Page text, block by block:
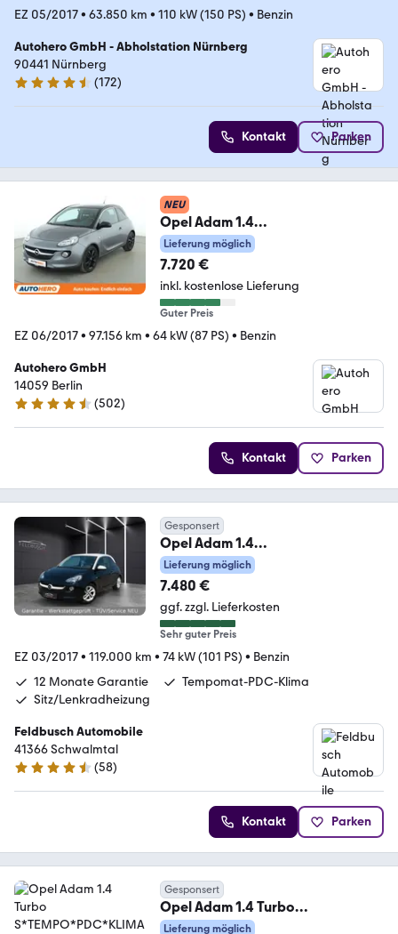
EZ 05/2017• 63.850 km • 110 kW (150 PS) • Benzin
Autohero GmbH - Abholstation Nürnberg
90441 Nürnberg
4.5 Sterne
(172)
Kontakt Parken
NEU
Opel Adam 1.4
Jam*PDC*SHZ*KLIMA*TEMPO*G
ARANTIE*
Lieferung möglich
7.720 €
inkl. kostenlose Lieferung
Guter Preis
EZ 06/2017• 97.156 km • 64 kW (87 PS) • Benzin
Autohero GmbH
14059 Berlin
4.5 Sterne
(502)
Kontakt Parken
Gesponsert
Opel Adam 1.4
Unlimited"Garantie-
ServiceNEU"2.Hand
Lieferung möglich
7.480 €
ggf. zzgl. Lieferkosten
Sehr guter Preis
EZ 03/2017• 119.000 km • 74 kW (101 PS) • Benzin
12 Monate Garantie
Tempomat-PDC-Klima
Sitz/Lenkradheizung
Feldbusch Automobile
41366 Schwalmtal
4.5 Sterne
(58)
Kontakt Parken
Gesponsert
Opel Adam 1.4 Turbo
S*TEMPO*PDC*KLIMA*GARANTIE
Lieferung möglich